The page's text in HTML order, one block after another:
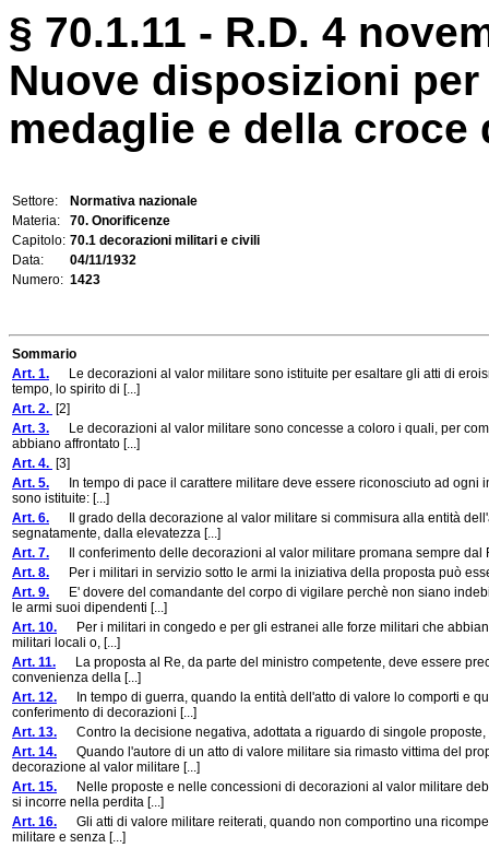
§ 70.1.11 - R.D. 4
Nuove disposizioni
medaglie e della
Settore:
Normativa nazionale
Materia:
70. Onorificenze
Capitolo: 70.1 decorazioni militari e civili
Data:
04/11/1932
Numero: 1423
Sommario
Art. 1. Le decorazioni al valor militare sono istituite per esaltare gli atti di
tempo, lo spirito di [...]
Art. 2. [2]
Art. 3. Le decorazioni al valor militare sono concesse a coloro i quali, per
abbiano affrontato [...]
Art. 4. [3]
Art. 5. In tempo di pace il carattere militare deve essere riconosciuto ad ogni
sono istituite: [...]
Art. 6. Il grado della decorazione al valor militare si commisura alla entità
segnatamente, dalla elevatezza [...]
Art. 7. Il conferimento delle decorazioni al valor militare promana sempre dal
Art. 8. Per i militari in servizio sotto le armi la iniziativa della proposta può
Art. 9. E' dovere del comandante del corpo di vigilare perchè non siano
le armi suoi dipendenti [...]
Art. 10. Per i militari in congedo e per gli estranei alle forze militari che
militari locali o, [...]
Art. 11. La proposta al Re, da parte del ministro competente, deve essere
convenienza della [...]
Art. 12. In tempo di guerra, quando la entità dell'atto di valore lo comporti e
conferimento di decorazioni [...]
Art. 13. Contro la decisione negativa, adottata a riguardo di singole proposte,
Art. 14. Quando l'autore di un atto di valore militare sia rimasto vittima del
decorazione al valor militare [...]
Art. 15. Nelle proposte e nelle concessioni di decorazioni al valor militare
si incorre nella perdita [...]
Art. 16. Gli atti di valore militare reiterati, quando non comportino una
militare e senza [...]